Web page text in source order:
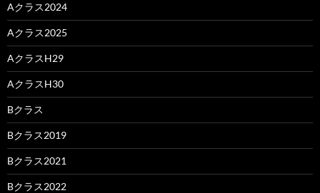
Aクラス2024
Aクラス2025
AクラスH29
AクラスH30
Bクラス
Bクラス2019
Bクラス2021
Bクラス2022